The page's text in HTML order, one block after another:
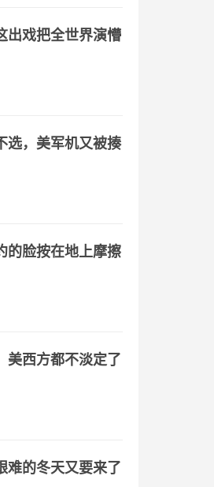
出戏把全世界演懵
选，美军机又被揍
的脸按在地上摩擦
美西方都不淡定了
难的冬天又要来了